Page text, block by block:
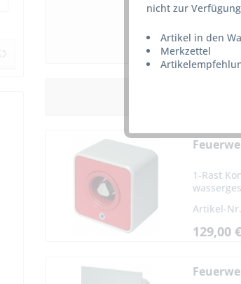
1-Rast
Artikel-
129,00
nicht zur
Artikel in den
Merkzettel